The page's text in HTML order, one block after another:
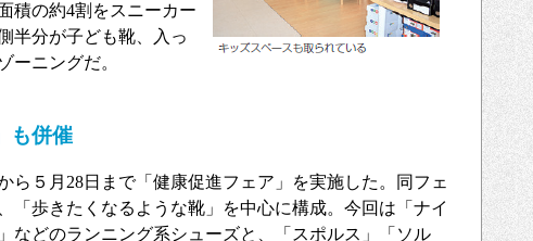
積の約4割をスニーカー
半分が子ども靴、入っ
ーニングだ。
も併催
５月28日まで「健康促進フェア」を実施した。同フェ
「歩きたくなるような靴」を中心に構成。今回は「ナイ
などのランニング系シューズと、「スポルス」「ソル